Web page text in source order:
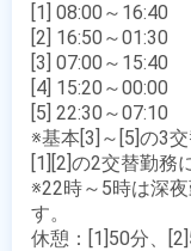
[1] 08:00～16:40
[2] 16:50～01:30
[3] 07:00～15:40
[4] 15:20～00:00
[5] 22:30～07:10
※基本[3]～[5]の3
[1][2]の2交替勤務
※22時～5時は深
す。
休憩：[1]50分、